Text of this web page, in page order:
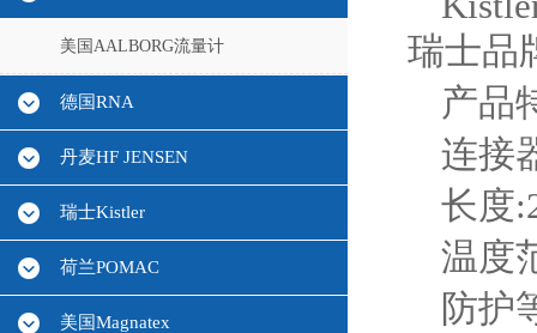
美国AALBORG流量计
德国RNA
丹麦HF JENSEN
瑞士Kistler
荷兰POMAC
美国Magnatex
瑞士品
产品
连接
长度
温度
防护